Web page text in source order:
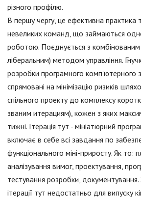
різного профілю.
В першу чергу, це ефективна практика
невеликих команд, що займаються
роботою. Поєднується з
ліберальним) методом управління.
розробки програмного комп'ютерного
спрямовані на мінімізацію ризиків
спільного проекту до комплексу
званим итерациям), кожен з яких
тижні. Ітерація тут - мініатюрний
включає в себе всі завдання по
функціонального міні-приросту. Як то:
аналізування вимог, проектування,
тестування розробки,
ітерації тут недостатньо для випуску